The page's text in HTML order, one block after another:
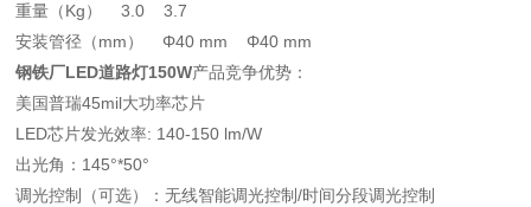
重量（Kg） 3.0 3.7
安装管径（mm） Φ40 mm Φ40 mm
钢铁厂LED道路灯150W产品竞争优势：
美国普瑞45mil大功率芯片
LED芯片发光效率: 140-150 lm/W
出光角：145°*50°
调光控制（可选）：无线智能调光控制/时间分段调光控制